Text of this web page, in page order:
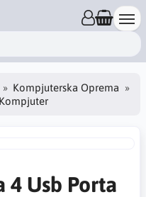
Kompjuterska Oprema
4 Usb Porta